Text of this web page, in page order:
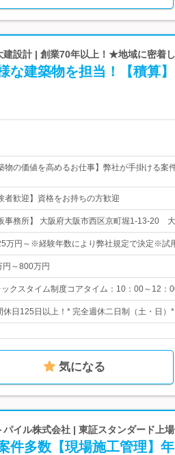
建設計 | 創業70年以上！★地域に密着
な建築物を担当！【積算
物の価値を高めるお仕事】弊社が手掛ける
者歓迎】資格をお持ちの方歓迎
事務所】 大阪府大阪市西区京町堀1-13-20
万円～※経験年数により弊社規定で決定※試
円～800万円
クスタイム制度コアタイム：10：00～12
休日125日以上！* 完全週休二日制（土・日
気になる
パイル株式会社 | 東証スタンダード上
件多数【現場施工管理】